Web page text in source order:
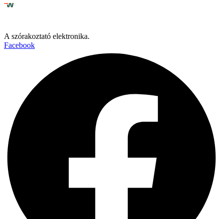
A szórakoztató elektronika.
Facebook